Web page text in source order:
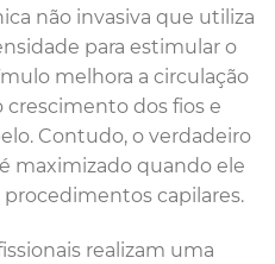
não invasiva que utiliza
para estimular o
melhora a circulação
crescimento dos fios e
Contudo, o verdadeiro
maximizado quando ele
capilares.
realizam uma